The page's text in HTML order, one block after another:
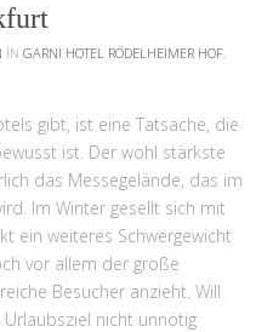
IN GARNI HOTEL RÖDELHEIMER HOF,
gibt, ist eine Tatsache, die
ist. Der wohl stärkste
das Messegelände, das im
Im Winter gesellt sich mit
ein weiteres Schwergewicht
vor allem der große
Besucher anzieht. Will
nicht unnötig